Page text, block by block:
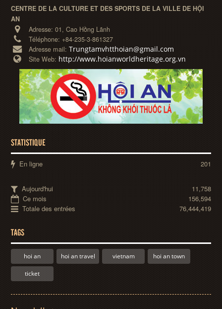
CENTRE DE LA CULTURE ET DES SPORTS DE LA VILLE DE HỘI
AN
Adresse:01, Cao Hồng Lãnh
Téléphone:+84-235-3-861327
Adresse mail:Trungtamvhtthoian@gmail.com
Site Web: http://www.hoianworldheritage.org.vn
STATISTIQUE
En ligne 201
Aujourd'hui
11,758
Ce mois
156,594
Totale des entrées
76,444,419
TAGS
hoi an hoi an travel vietnam hoi an town
ticket